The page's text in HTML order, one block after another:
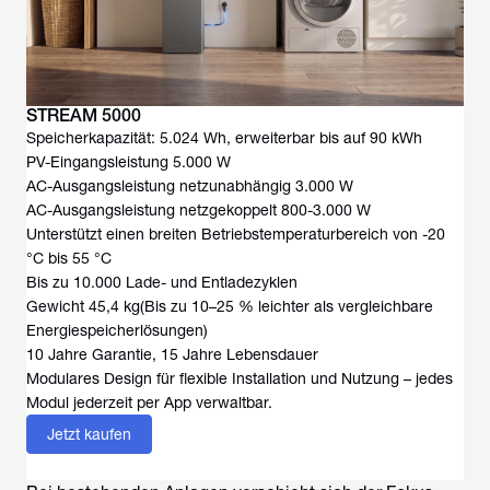
STREAM 5000
Speicherkapazität: 5.024 Wh, erweiterbar bis auf 90 kWh
PV-Eingangsleistung 5.000 W
AC-Ausgangsleistung netzunabhängig 3.000 W
AC-Ausgangsleistung netzgekoppelt 800-3.000 W
Unterstützt einen breiten Betriebstemperaturbereich von -20
°C bis 55 °C
Bis zu 10.000 Lade- und Entladezyklen
Gewicht 45,4 kg(Bis zu 10–25 % leichter als vergleichbare
Energiespeicherlösungen)
10 Jahre Garantie, 15 Jahre Lebensdauer
Modulares Design für flexible Installation und Nutzung – jedes
Modul jederzeit per App verwaltbar.
Jetzt kaufen